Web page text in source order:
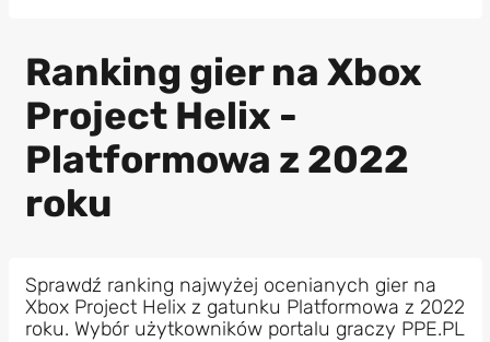
Ranking gier na Xbox
Project Helix -
Platformowa z 2022
roku
Sprawdź ranking najwyżej ocenianych gier na
Xbox Project Helix z gatunku Platformowa z 2022
roku. Wybór użytkowników portalu graczy PPE.PL